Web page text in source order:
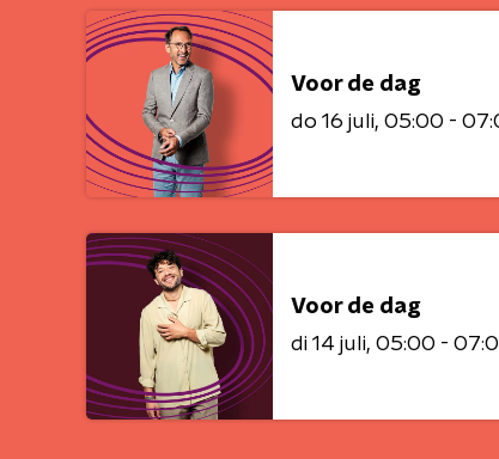
Voor de dag
do 16 juli 05:00 -
Voor de dag
di 14 juli 05:00 -